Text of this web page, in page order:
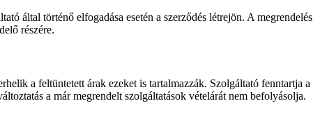
által történő elfogadása esetén a szerződés létrejön. A megrendelés
részére.
a feltüntetett árak ezeket is tartalmazzák. Szolgáltató fenntartja a
a már megrendelt szolgáltatások vételárát nem befolyásolja.